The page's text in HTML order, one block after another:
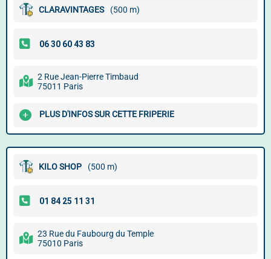
CLARAVINTAGES (500 m)
2 Rue Jean-Pierre Timbaud
75011 Paris
PLUS D'INFOS SUR CETTE FRIPERIE
KILO SHOP (500 m)
23 Rue du Faubourg du Temple
75010 Paris